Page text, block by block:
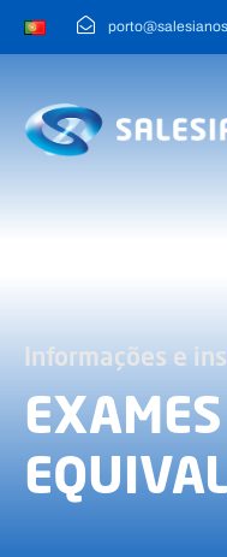
Informações e